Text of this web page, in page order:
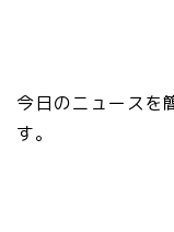
今日のニュースを
す。